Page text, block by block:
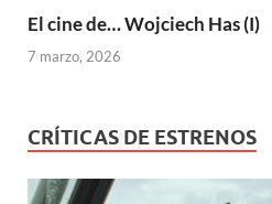
El cine de… Wojciech Has (I)
7 marzo, 2026
CRÍTICAS DE ESTRENOS